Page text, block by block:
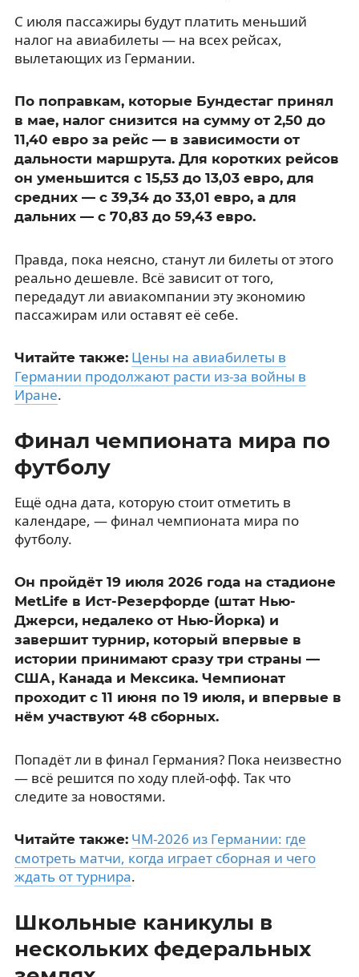
С июля пассажиры будут платить меньший
налог на авиабилеты — на всех рейсах,
вылетающих из Германии.
По поправкам, которые Бундестаг принял
в мае, налог снизится на сумму от 2,50 до
11,40 евро за рейс — в зависимости от
дальности маршрута. Для коротких рейсов
он уменьшится с 15,53 до 13,03 евро, для
средних — с 39,34 до 33,01 евро, а для
дальних — с 70,83 до 59,43 евро.
Правда, пока неясно, станут ли билеты от этого
реально дешевле. Всё зависит от того,
передадут ли авиакомпании эту экономию
пассажирам или оставят её себе.
Читайте также: Цены на авиабилеты в
Германии продолжают расти из-за войны в
Иране.
Финал чемпионата мира по
футболу
Ещё одна дата, которую стоит отметить в
календаре, — финал чемпионата мира по
футболу.
Он пройдёт 19 июля 2026 года на стадионе
MetLife в Ист-Резерфорде (штат Нью-
Джерси, недалеко от Нью-Йорка) и
завершит турнир, который впервые в
истории принимают сразу три страны —
США, Канада и Мексика. Чемпионат
проходит с 11 июня по 19 июля, и впервые в
нём участвуют 48 сборных.
Попадёт ли в финал Германия? Пока неизвестно
— всё решится по ходу плей-офф. Так что
следите за новостями.
Читайте также: ЧМ-2026 из Германии: где
смотреть матчи, когда играет сборная и чего
ждать от турнира.
Школьные каникулы в
нескольких федеральных